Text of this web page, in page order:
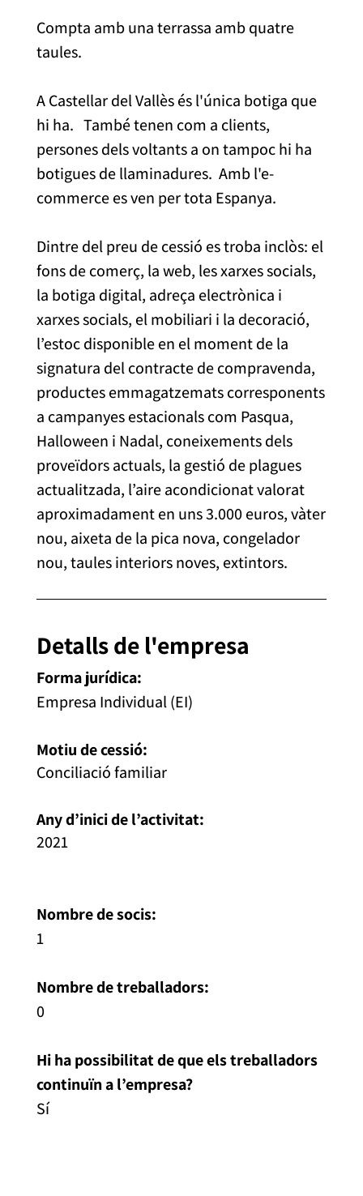
Compta amb una terrassa amb quatre
taules.
A Castellar del Vallès és l'única botiga que
hi ha. També tenen com a clients,
persones dels voltants a on tampoc hi ha
botigues de llaminadures. Amb l'e-
commerce es ven per tota Espanya.
Dintre del preu de cessió es troba inclòs: el
fons de comerç, la web, les xarxes socials,
la botiga digital, adreça electrònica i
xarxes socials, el mobiliari i la decoració,
l’estoc disponible en el moment de la
signatura del contracte de compravenda,
productes emmagatzemats corresponents
a campanyes estacionals com Pasqua,
Halloween i Nadal, coneixements dels
proveïdors actuals, la gestió de plagues
actualitzada, l’aire acondicionat valorat
aproximadament en uns 3.000 euros, vàter
nou, aixeta de la pica nova, congelador
nou, taules interiors noves, extintors.
Detalls de l'empresa
Forma jurídica:
Empresa Individual (EI)
Motiu de cessió:
Conciliació familiar
Any d’inici de l’activitat:
2021
Nombre de socis:
1
Nombre de treballadors:
0
Hi ha possibilitat de que els treballadors
continuïn a l’empresa?
Sí